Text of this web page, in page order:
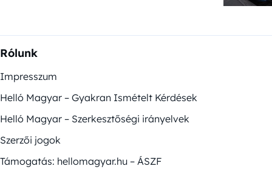
Rólunk
Impresszum
Helló Magyar – Gyakran Ismételt Kérdések
Helló Magyar – Szerkesztőségi irányelvek
Szerzői jogok
Támogatás: hellomagyar.hu – ÁSZF